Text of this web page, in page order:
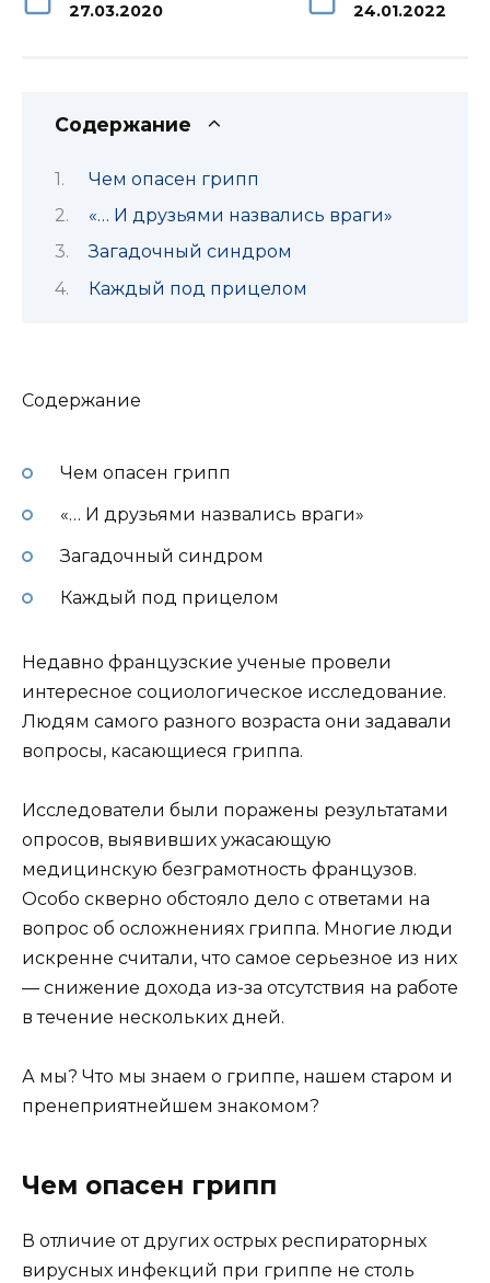
27.03.2020 24.01.2022
Содержание
Чем опасен грипп
«… И друзьями назвались враги»
Загадочный синдром
Каждый под прицелом
Содержание
Чем опасен грипп
«… И друзьями назвались враги»
Загадочный синдром
Каждый под прицелом
Недавно французские ученые провели
интересное социологическое исследование.
Людям самого разного возраста они задавали
вопросы, касающиеся гриппа.
Исследователи были поражены результатами
опросов, выявивших ужасающую
медицинскую безграмотность французов.
Особо скверно обстояло дело с ответами на
вопрос об осложнениях гриппа. Многие люди
искренне считали, что самое серьезное из них
— снижение дохода из-за отсутствия на работе
в течение нескольких дней.
А мы? Что мы знаем о гриппе, нашем старом и
пренеприятнейшем знакомом?
Чем опасен грипп
В отличие от других острых респираторных
вирусных инфекций при гриппе не столь